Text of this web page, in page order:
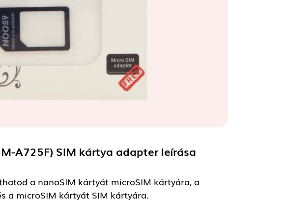
A725F) SIM kártya adapterleírása
a nanoSIM kártyát microSIM kártyára, a
a microSIM kártyát SIM kártyára.